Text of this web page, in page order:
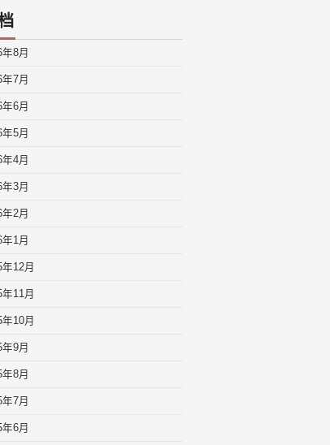
8月
7月
6月
5月
4月
3月
2月
1月
12月
11月
10月
9月
8月
7月
6月